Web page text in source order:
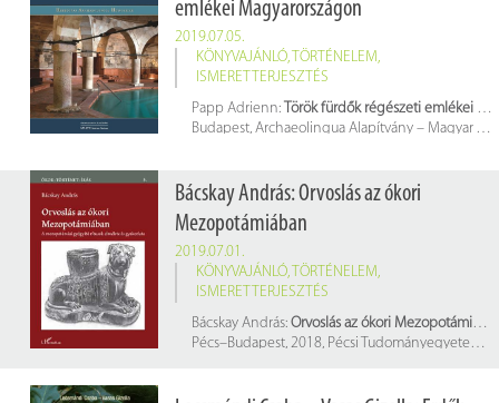
emlékei Magyarországon
2019.07.05.
KÖNYVAJÁNLÓ, TÖRTÉNELEM,
ISMERETTERJESZTÉS
Papp Adrienn: Török fürdők régészeti emlékei Magyarországon
Budapest, Archaeolingua Alapítvány – Magyar Tudományos Akadémia Bölcsészettudományi Kutatóközpont Régészeti Intézet, 2018. 153 p.
Bácskay András: Orvoslás az ókori
Mezopotámiában
2019.07.01.
KÖNYVAJÁNLÓ,TÖRTÉNELEM,
ISMERETTERJESZTÉS
Bácskay András: Orvoslás az ókori Mezopotámiában. A mezopotámiai gyógyító rítusok elmélete és gyakorlata
Pécs–Budapest, 2018, Pécsi Tudományegyetem – L'Harmattan. 279 p.